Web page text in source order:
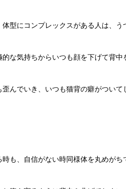
型にコンプレックスがある人は、う
な気持ちからいつも顔を下げて背中
んでいき、いつも猫背の癖がついて
時も、自信がない時同様体を丸めがち